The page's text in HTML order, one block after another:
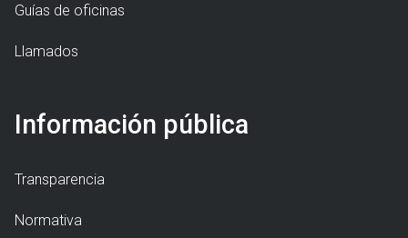
Guías de oficinas
Llamados
Información pública
Transparencia
Normativa